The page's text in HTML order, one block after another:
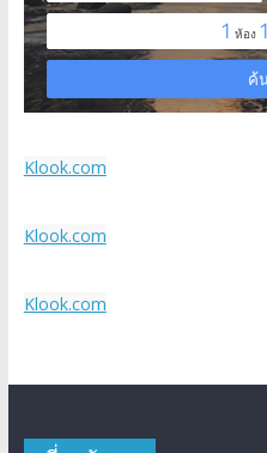
Klook.com
Klook.com
Klook.com